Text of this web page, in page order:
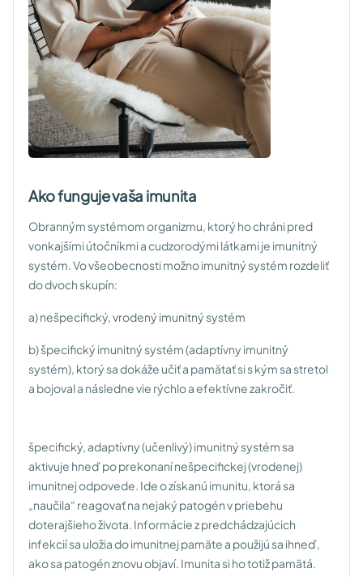
Ako funguje vaša imunita
Obranným systémom organizmu, ktorý ho chráni pred
vonkajšími útočníkmi a cudzorodými látkami je imunitný
systém. Vo všeobecnosti možno imunitný systém rozdeliť
do dvoch skupín:
a) nešpecifický, vrodený imunitný systém
b) špecifický imunitný systém (adaptívny imunitný
systém), ktorý sa dokáže učiť a pamätať si s kým sa stretol
a bojoval a následne vie rýchlo a efektívne zakročiť.
špecifický, adaptívny (učenlivý) imunitný systém sa
aktivuje hneď po prekonaní nešpecifickej (vrodenej)
imunitnej odpovede. Ide o získanú imunitu, ktorá sa
„naučila“ reagovať na nejaký patogén v priebehu
doterajšieho života. Informácie z predchádzajúcich
infekcií sa uložia do imunitnej pamäte a použijú sa ihneď,
ako sa patogén znovu objaví. Imunita si ho totiž pamätá.